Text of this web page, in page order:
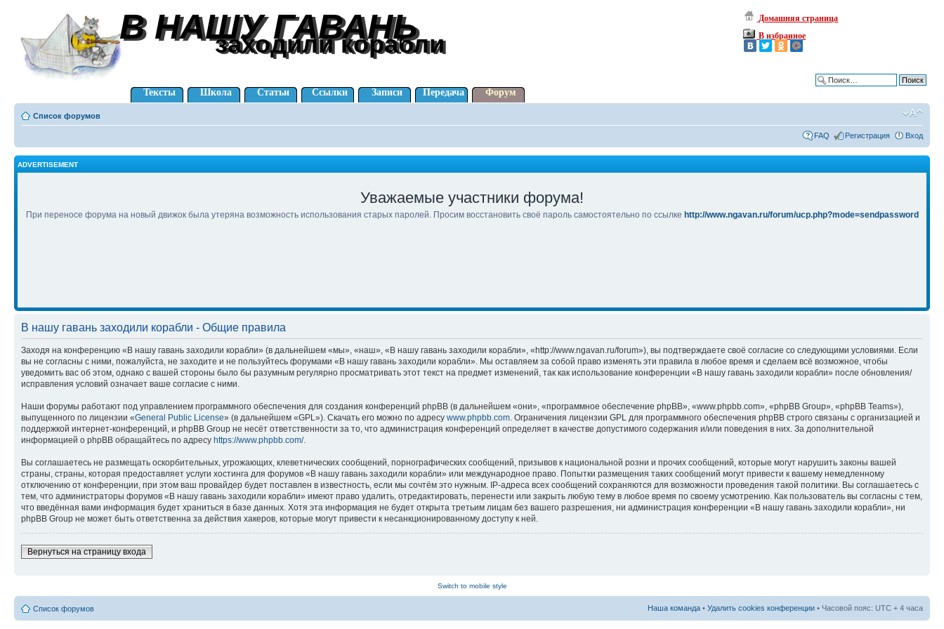
В НАШУ ГАВАНЬ
В НАШУ ГАВАНЬ
заходили корабли
заходили корабли
Домашняя страница
В избранное
Тексты Школа Статьи Ссылки Записи Передача Форум
Список форумов
FAQ Регистрация Вход
ADVERTISEMENT
Уважаемые участники форума!
При переносе форума на новый движок была утеряна возможность использования старых паролей. Просим восстановить своё пароль самостоятельно по ссылке http://www.ngavan.ru/forum/ucp.php?mode=sendpassword
В нашу гавань заходили корабли - Общие правила
Заходя на конференцию «В нашу гавань заходили корабли» (в дальнейшем «мы», «наш», «В нашу гавань заходили корабли», «http://www.ngavan.ru/forum»), вы подтверждаете своё согласие со следующими условиями. Если
вы не согласны с ними, пожалуйста, не заходите и не пользуйтесь форумами «В нашу гавань заходили корабли». Мы оставляем за собой право изменять эти правила в любое время и сделаем всё возможное, чтобы
уведомить вас об этом, однако с вашей стороны было бы разумным регулярно просматривать этот текст на предмет изменений, так как использование конференции «В нашу гавань заходили корабли» после обновления/
исправления условий означает ваше согласие с ними.
Наши форумы работают под управлением программного обеспечения для создания конференций phpBB (в дальнейшем «они», «программное обеспечение phpBB», «www.phpbb.com», «phpBB Group», «phpBB Teams»),
выпущенного по лицензии «General Public License» (в дальнейшем «GPL»). Скачать его можно по адресу www.phpbb.com. Ограничения лицензии GPL для программного обеспечения phpBB строго связаны с организацией и
поддержкой интернет-конференций, и phpBB Group не несёт ответственности за то, что администрация конференций определяет в качестве допустимого содержания и/или поведения в них. За дополнительной
информацией о phpBB обращайтесь по адресу https://www.phpbb.com/.
Вы соглашаетесь не размещать оскорбительных, угрожающих, клеветнических сообщений, порнографических сообщений, призывов к национальной розни и прочих сообщений, которые могут нарушить законы вашей
страны, страны, которая предоставляет услуги хостинга для форумов «В нашу гавань заходили корабли» или международное право. Попытки размещения таких сообщений могут привести к вашему немедленному
отключению от конференции, при этом ваш провайдер будет поставлен в известность, если мы сочтём это нужным. IP-адреса всех сообщений сохраняются для возможности проведения такой политики. Вы соглашаетесь с
тем, что администраторы форумов «В нашу гавань заходили корабли» имеют право удалить, отредактировать, перенести или закрыть любую тему в любое время по своему усмотрению. Как пользователь вы согласны с тем,
что введённая вами информация будет храниться в базе данных. Хотя эта информация не будет открыта третьим лицам без вашего разрешения, ни администрация конференции «В нашу гавань заходили корабли», ни
phpBB Group не может быть ответственна за действия хакеров, которые могут привести к несанкционированному доступу к ней.
Вернуться на страницу входа
Switch to mobile style
Список форумов Наша команда • Удалить cookies конференции • Часовой пояс: UTC + 4 часа